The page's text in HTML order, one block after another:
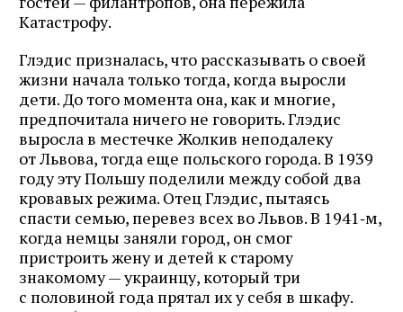
Катастрофу.
Глэдис призналась, что рассказывать о своей
жизни начала только тогда, когда выросли
дети. До того момента она, как и многие,
предпочитала ничего не говорить. Глэдис
выросла в местечке Жолкив неподалеку
от Львова, тогда еще польского города. В 1939
году эту Польшу поделили между собой два
кровавых режима. Отец Глэдис, пытаясь
спасти семью, перевез всех во Львов. В 1941‑м,
когда немцы заняли город, он смог
пристроить жену и детей к старому
знакомому — украинцу, который три
с половиной года прятал их у себя в шкафу.